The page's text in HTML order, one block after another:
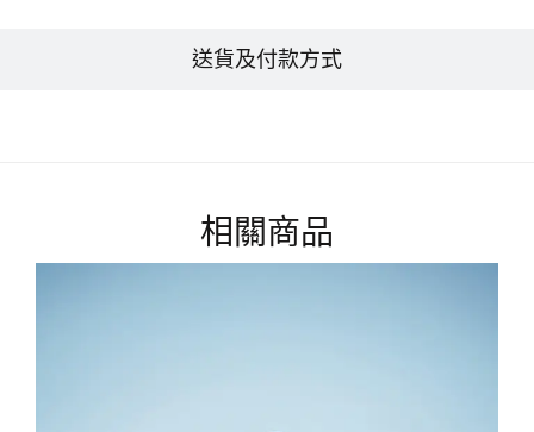
送貨及付款方式
相關商品